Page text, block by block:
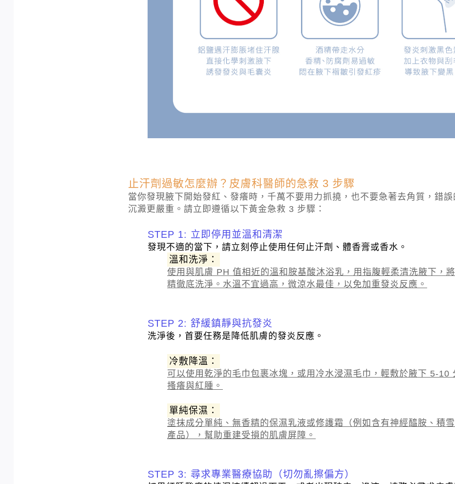
止汗劑過敏怎麼辦？皮膚科醫師的急救 3 步驟
當你發現腋下開始發紅、發癢時，千萬不要用力抓撓，也不要急著去角質，錯
沉澱更嚴重。請立即遵循以下黃金急救 3 步驟：
STEP 1: 立即停用並溫和清潔
發現不適的當下，請立刻停止使用任何止汗劑、體香膏或香水。
溫和洗淨：
使用與肌膚 PH 值相近的溫和胺基酸沐浴乳，用指腹輕柔清洗腋下，
精徹底洗淨。水溫不宜過高，微涼水最佳，以免加重發炎反應。
STEP 2: 舒緩鎮靜與抗發炎
洗淨後，首要任務是降低肌膚的發炎反應。
冷敷降溫：
可以使用乾淨的毛巾包裹冰塊，或用冷水浸濕毛巾，輕敷於腋下 5-10
搔癢與紅腫。
單純保濕：
塗抹成分單純、無香精的保濕乳液或修護霜（例如含有神經醯胺、積
產品），幫助重建受損的肌膚屏障。
STEP 3: 尋求專業醫療協助（切勿亂擦偏方）